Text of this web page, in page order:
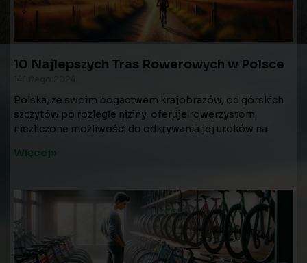
10 Najlepszych Tras Rowerowych w Polsce
Polska, ze swoim bogactwem krajobrazów, od górskich
szczytów po rozległe niziny, oferuje rowerzystom
niezliczone możliwości do odkrywania jej uroków na
Więcej»